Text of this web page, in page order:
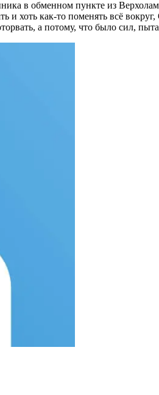
в обменном пункте из
и хоть как-то поменять всё
а потому, что было сил,